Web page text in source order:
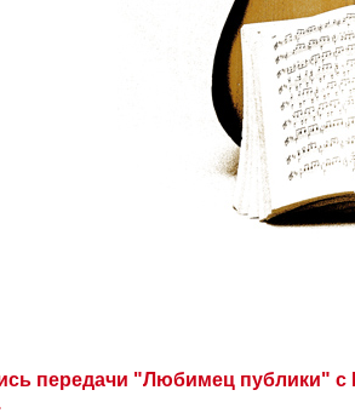
передачи "Любимец публики"